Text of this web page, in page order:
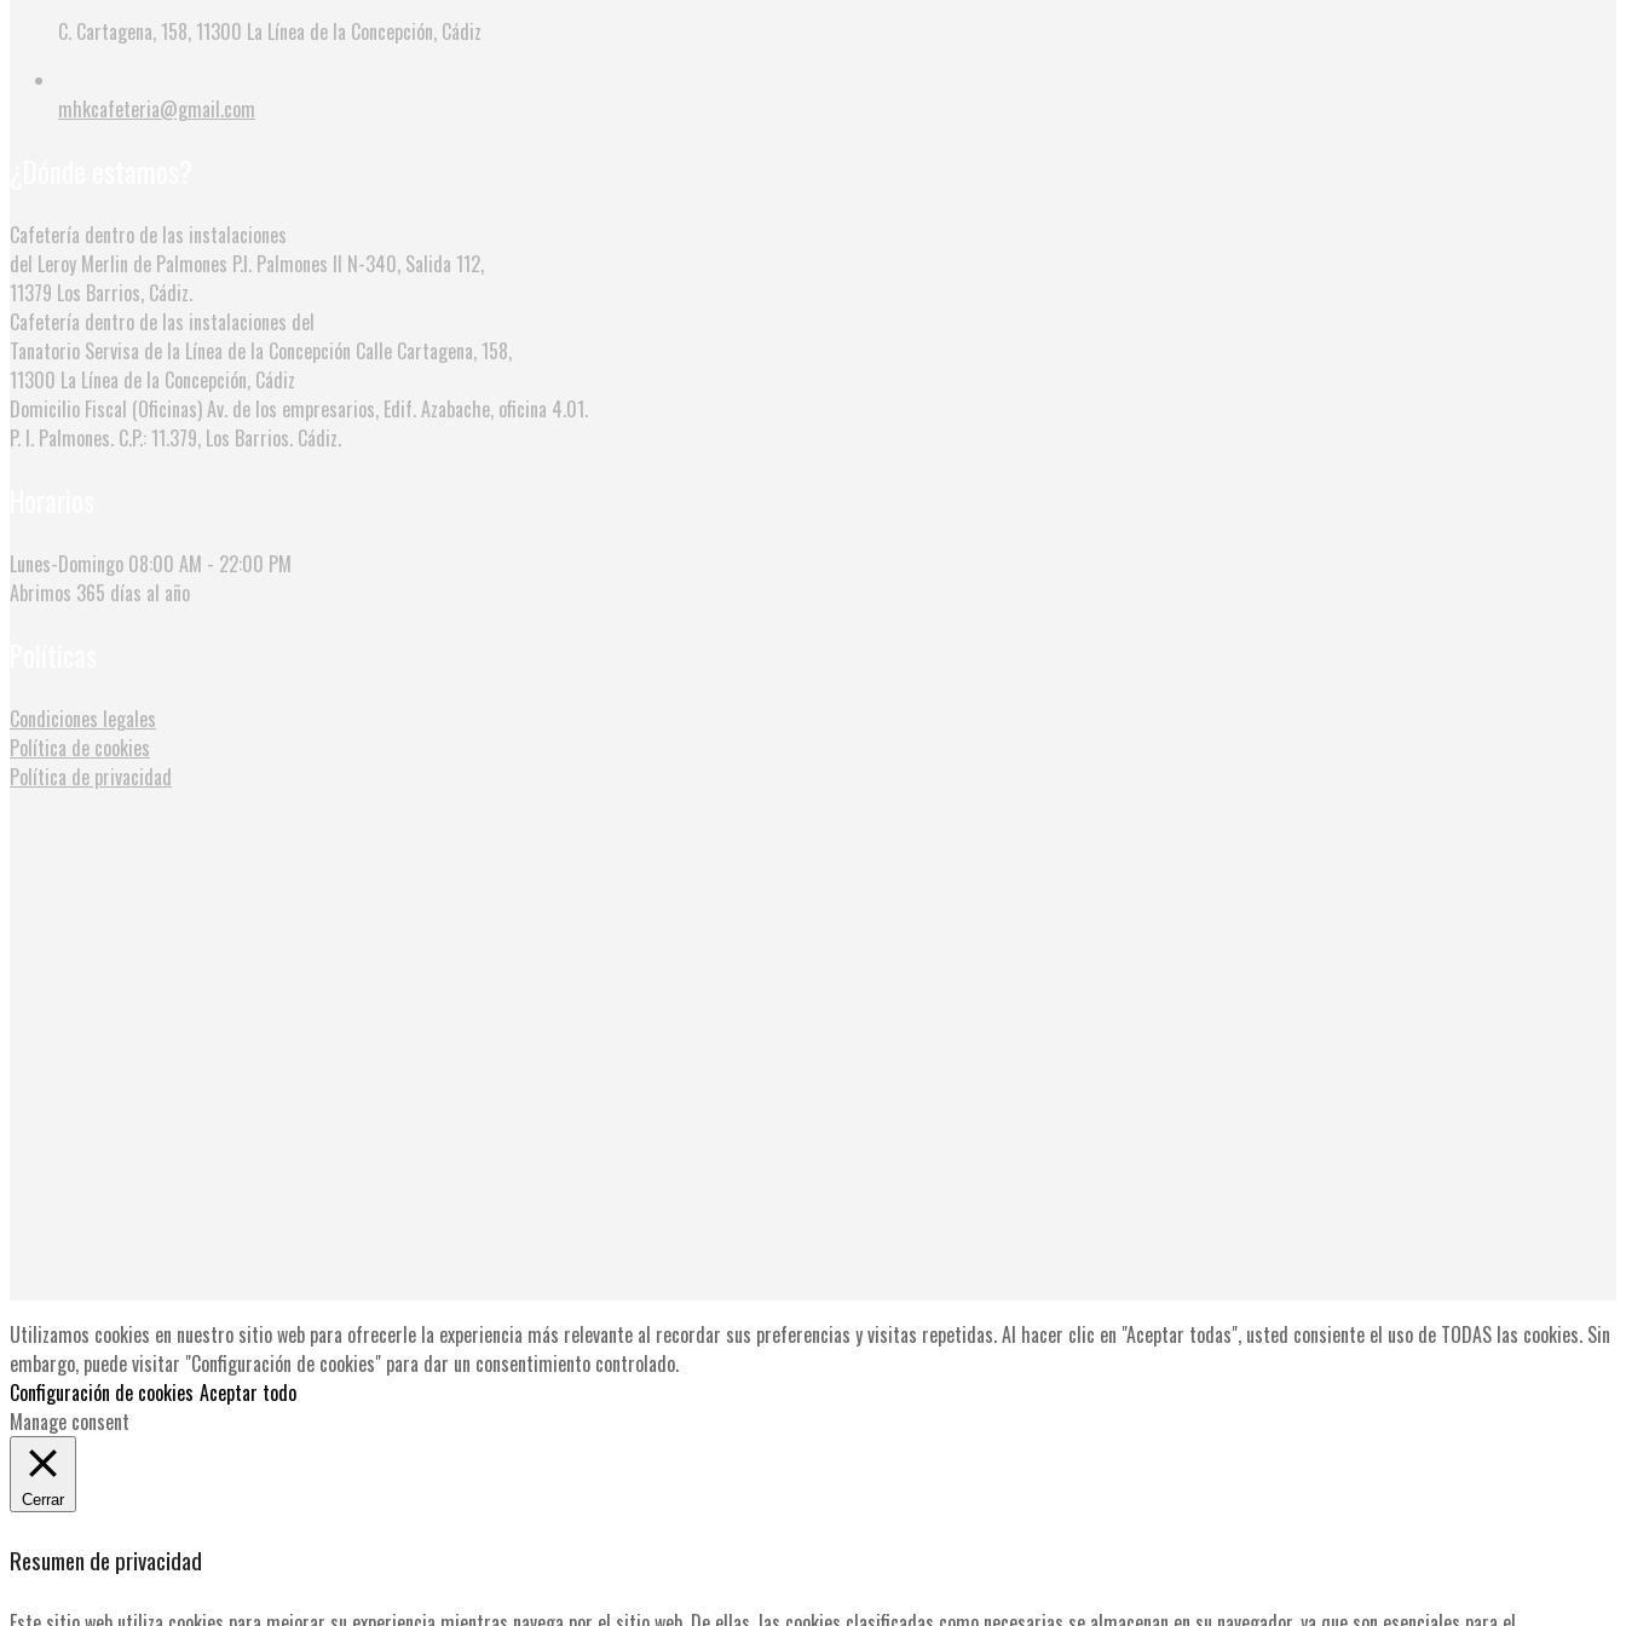
C. Cartagena, 158, 11300 La Línea de la Concepción, Cádiz
mhkcafeteria@gmail.com
Cafetería dentro de las instalaciones
del Leroy Merlin de Palmones P.I. Palmones II N-340, Salida 112,
11379 Los Barrios, Cádiz.
Cafetería dentro de las instalaciones del
Tanatorio Servisa de la Línea de la Concepción Calle Cartagena, 158,
11300 La Línea de la Concepción, Cádiz
Domicilio Fiscal (Oficinas)Av. de los empresarios, Edif. Azabache, oficina 4.01.
P. I. Palmones. C.P.: 11.379, Los Barrios. Cádiz.
Lunes-Domingo 08:00 AM - 22:00 PM
Abrimos 365 días al año
Condiciones legales
Política de cookies
Política de privacidad
Utilizamos cookies en nuestro sitio web para ofrecerle la experiencia más relevante al recordar sus preferencias y visitas repetidas. Al hacer clic en "Aceptar todas", usted consiente el uso de TODAS las cookies. Sin
embargo, puede visitar "Configuración de cookies" para dar un consentimiento controlado.
Configuración de cookies Aceptar todo
Manage consent
Cerrar
Resumen de privacidad